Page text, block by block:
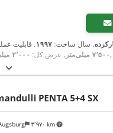
, سال ساخت: ۱۹۹۷, قابلیت
۷٬۵۰۰ میلی‌متر
, عرض کل: ۲٬۰۰۰ میلی‌متر ,
۳٬۹۷۰ km
PENTA 5+4 SX